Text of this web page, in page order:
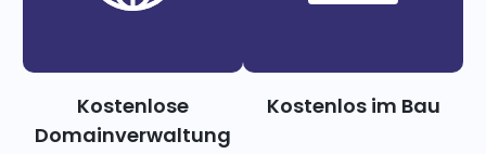
Kostenlose
Domainverwaltung
Kostenlos im Bau